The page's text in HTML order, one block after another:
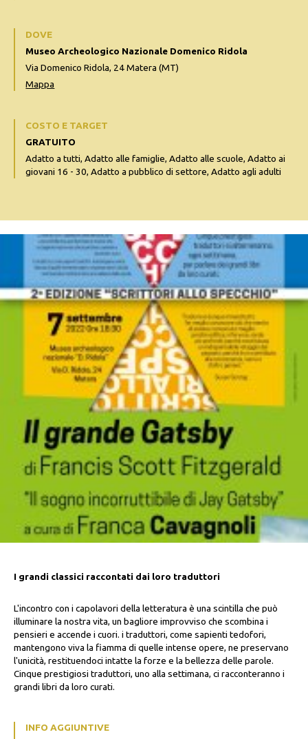
I grandi classici raccontati dai loro traduttori
L'incontro con i capolavori della letteratura è una scintilla che può
illuminare la nostra vita, un bagliore improvviso che scombina i
pensieri e accende i cuori. i traduttori, come sapienti tedofori,
mantengono viva la fiamma di quelle intense opere, ne preservano
l'unicità, restituendoci intatte la forze e la bellezza delle parole.
Cinque prestigiosi traduttori, uno alla settimana, ci racconteranno i
grandi libri da loro curati.
INFO AGGIUNTIVE
DOVE
Museo Archeologico Nazionale Domenico Ridola
Via Domenico Ridola, 24 Matera (MT)
Mappa
COSTO E TARGET
GRATUITO
Adatto a tutti, Adatto alle famiglie, Adatto alle scuole, Adatto ai
giovani 16 - 30, Adatto a pubblico di settore, Adatto agli adulti